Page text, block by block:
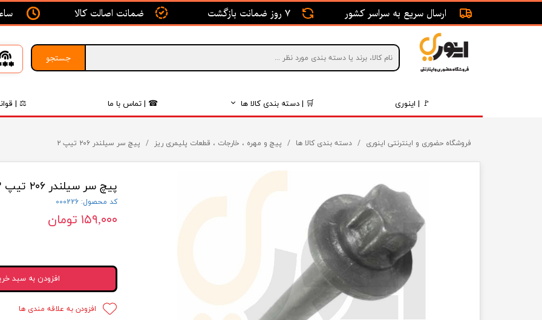
جستجو
🚩 | اینوری 🛒 | دسته بندی کالا ها
موتور و اگزوز
برقی و الکتریکی
انتقال قدرت
فرمان، جلوبندی و ترمز
☎ | تماس با ما ⚖ |
ارسال سریع به سراسر کشور 7 روز ضمانت بازگشت ضمانت اصالت کالا
فروشگاه حضوری و اینترنتی اینوری دسته بندی کالا ها پیچ و مهره ، خارجات ، قطعات پلیمری ریز پیچ سر سیلندر ۲۰۶ تیپ ۲
پیچ سر سیلندر ۲۰۶ تیپ ۲
کد محصول: 000226
۱۵۹,۰۰۰ تومان
افزودن به سبد
افزودن به علاقه مندی ها